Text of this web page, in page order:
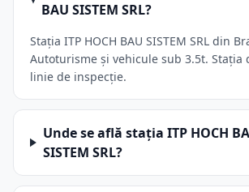
BAU SISTEM SRL?
Stația ITP HOCH BAU SISTEM SRL din
Autoturisme și vehicule sub 3.5t. Stația
linie de inspecție.
Unde se află stația ITP HOCH
SISTEM SRL?